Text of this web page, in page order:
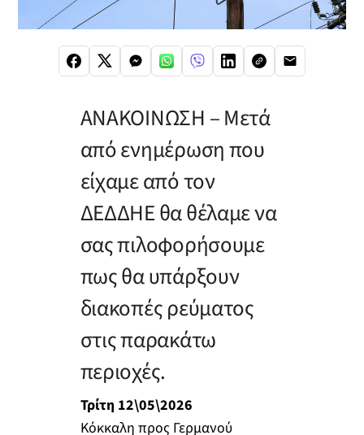
ΑΝΑΚΟΙΝΩΣΗ – Μετά
από ενημέρωση που
είχαμε από τον
ΔΕΔΔΗΕ θα θέλαμε να
σας πιλοφορήσουμε
πως θα υπάρξουν
διακοπές ρεύματος
στις παρακάτω
περιοχές.
Τρίτη 12\05\2026
Κόκκαλη προς Γερμανού